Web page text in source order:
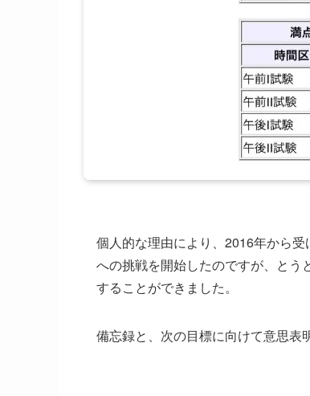
個人的な理由により、2016年から
への挑戦を開始したのですが、とう
することができました。
備忘録と、次の目標に向けて意思表